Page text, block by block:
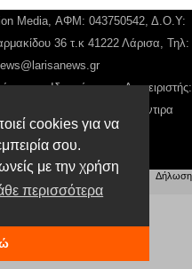
cookies για να
σου.
με την χρήση
περισσότερα
Media, ΑΦΜ: 043750542, Δ.Ο.Υ:
36 τ.κ 41222 Λάρισα, Τηλ:
Ιδιοκτήτης και Διαχειριστής:
Βασιλική, Διευθύντιρα
Βασιλική.
Φιλίππου
Δεδομένων |Όροι χρήσης
Δήλωση